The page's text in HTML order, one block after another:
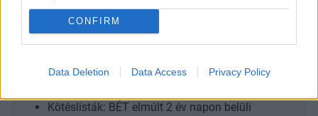
CONFIRM
Data Deletion Data Access Privacy Policy
A keresett cikk a portfolio.hu hírarchívumához
tartozik, melynek olvasása előfizetéses
regisztrációhoz kötött.
Az előfizetés a következőket tartalmazza:
Kötéslisták: BÉT elmúlt 2 év napon belüli